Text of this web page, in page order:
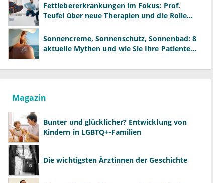
Fettlebererkrankungen im Fokus: Prof.
Teufel über neue Therapien und die Rolle
Sonnencreme, Sonnenschutz, Sonnenbad: 8
aktuelle Mythen und wie Sie Ihre Patienten
Magazin
Bunter und glücklicher? Entwicklung von
Kindern in LGBTQ+-Familien
Die wichtigsten Ärztinnen der Geschichte